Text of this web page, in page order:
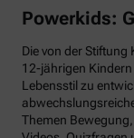
Powerkids:
Die von der
12-jährigen
Lebensstil zu
Themen